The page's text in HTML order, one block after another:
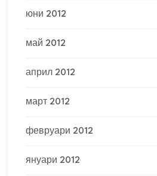
юни 2012
май 2012
април 2012
март 2012
февруари 2012
януари 2012